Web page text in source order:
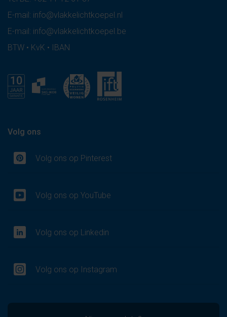
E-mail: info@vlakkelichtkoepel.nl
E-mail: info@vlakkelichtkoepel.be
BTW • KvK • IBAN
Volg ons
Volg ons op Pinterest
Volg ons op YouTube
Volg ons op Linkedin
Volg ons op Instagram